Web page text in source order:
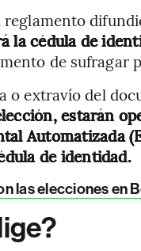
reglamento
la cédula de
de sufragar
o extravío del
estarán
Automatizada
de identidad.
las elecciones en